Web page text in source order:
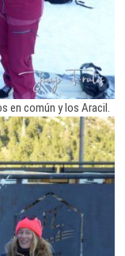
en común y los Aracil.